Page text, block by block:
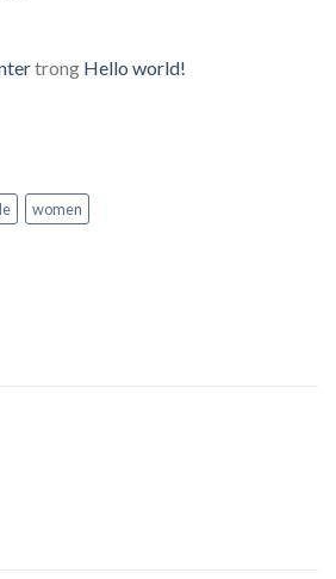
trong Hello world!
women